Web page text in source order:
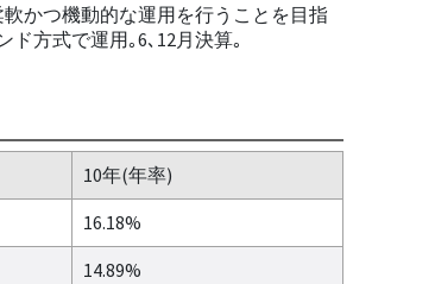
かつ機動的な運用を行うことを目指
方式で運用｡6､12月決算｡
10年(年率)
16.18%
14.89%